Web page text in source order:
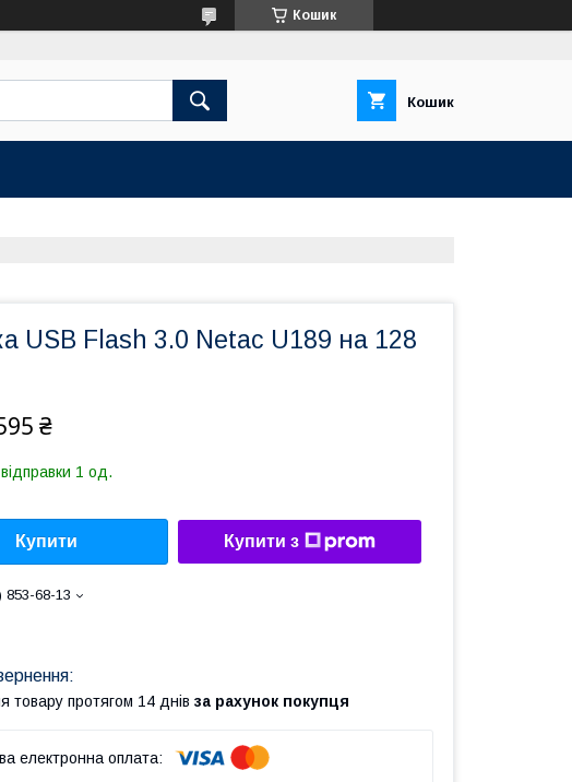
Кошик
Кошик
USB Flash 3.0 Netac U189 на 128
₴
1 од.
Купити Купити з
853-68-13
товару протягом 14 днів за рахунок покупця